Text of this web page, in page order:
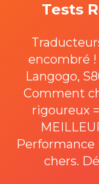
Tests
encombré !
Langogo,
Comment
rigoureux
Performance
chers.